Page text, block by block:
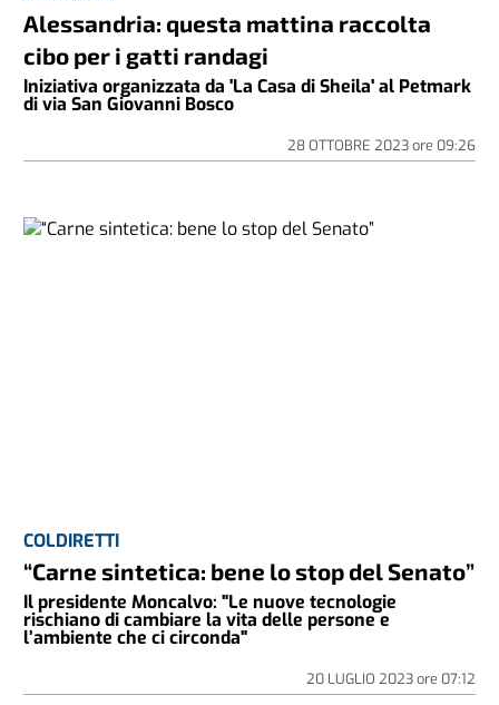
Alessandria: questa mattina raccolta
cibo per i gatti randagi
Iniziativa organizzata da 'La Casa di Sheila' al Petmark
di via San Giovanni Bosco
28 OTTOBRE 2023ore 09:26
COLDIRETTI
“Carne sintetica: bene lo stop del Senato”
Il presidente Moncalvo: "Le nuove tecnologie
rischiano di cambiare la vita delle persone e
l’ambiente che ci circonda"
20 LUGLIO 2023ore 07:12